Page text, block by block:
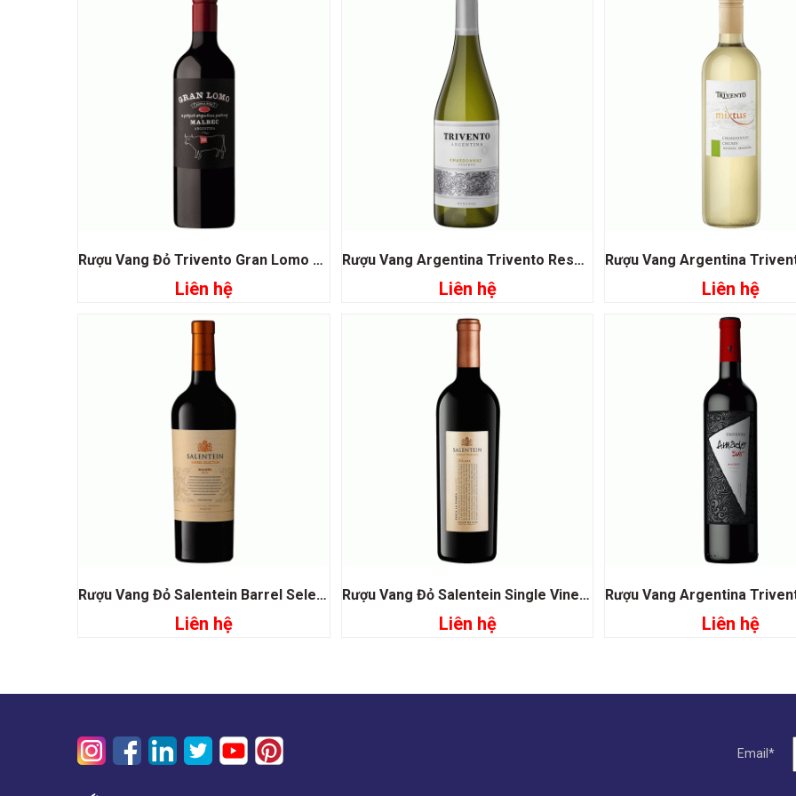
Đọc tiếp
Rượu Vang Đỏ Trivento Gran Lomo Malbec
Liên hệ
Đọc tiếp
Rượu Vang Argentina Trivento Reserve Chardonnay
Liên hệ
Đọc tiếp
Liên hệ
Đọc tiếp
Rượu Vang Đỏ Salentein Barrel Selection Malbec
Liên hệ
Đọc tiếp
Rượu Vang Đỏ Salentein Single Vineyard Malbec
Liên hệ
Đọc tiếp
Liên hệ
Email*